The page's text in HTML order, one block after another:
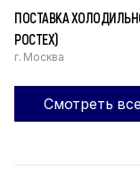
ПОСТАВКА
РОСТЕХ)
г. Москва
Смотреть